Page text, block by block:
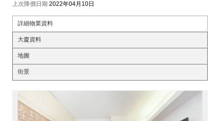
上次降價日期 2022年04月10日
詳細物業資料
大廈資料
地圖
街景